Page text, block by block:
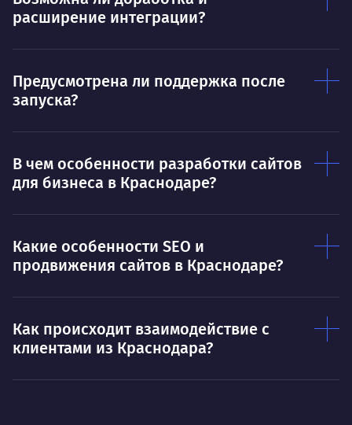
расширение интеграции?
Предусмотрена ли поддержка после
запуска?
В чем особенности разработки сайтов
для бизнеса в Краснодаре?
Какие особенности SEO и
продвижения сайтов в Краснодаре?
Как происходит взаимодействие с
клиентами из Краснодара?